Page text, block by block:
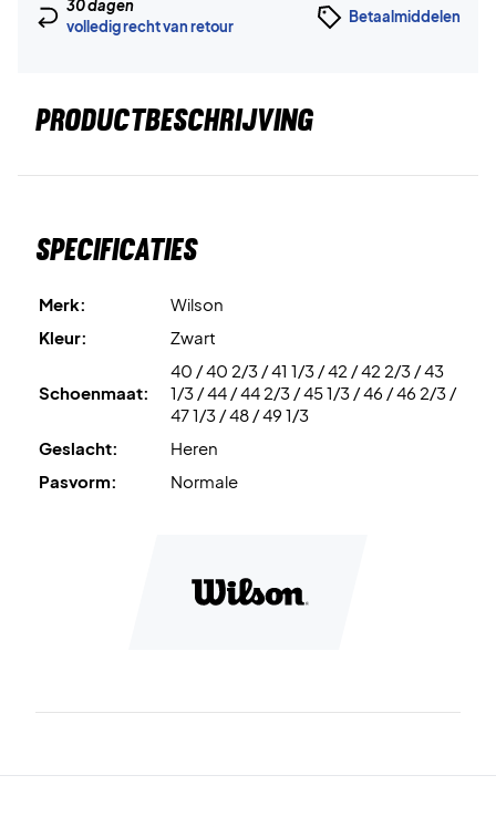
30 dagen
volledig recht van retour
Betaalmiddelen
PRODUCTBESCHRIJVING
Specificaties
Merk:
Wilson
Kleur:
Zwart
Schoenmaat:
40 / 40 2/3 / 41 1/3 / 42 / 42 2/3 / 43
1/3 / 44 / 44 2/3 / 45 1/3 / 46 / 46 2/3 /
47 1/3 / 48 / 49 1/3
Geslacht:
Heren
Pasvorm:
Normale